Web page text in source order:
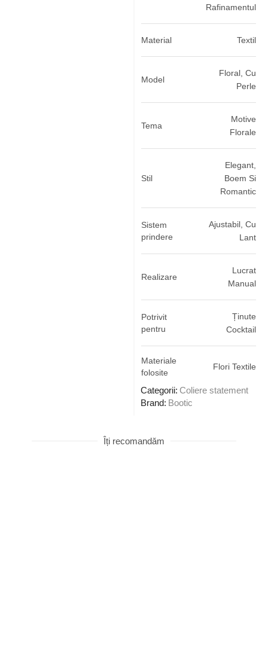
Rafinamentul
Material Textil
Model
Floral, Cu
Perle
Tema
Motive
Florale
Stil
Elegant,
Boem Si
Romantic
Sistem
prindere
Ajustabil, Cu
Lant
Realizare
Lucrat
Manual
Potrivit
pentru
Ținute
Cocktail
Materiale
folosite
Flori Textile
Categorii: Coliere statement
Brand: Bootic
Îți recomandăm